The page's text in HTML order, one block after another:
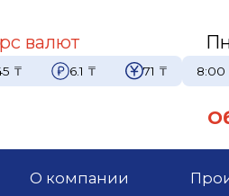
валют
₸ 6.1 ₸ 71 ₸ 8:00
О компании